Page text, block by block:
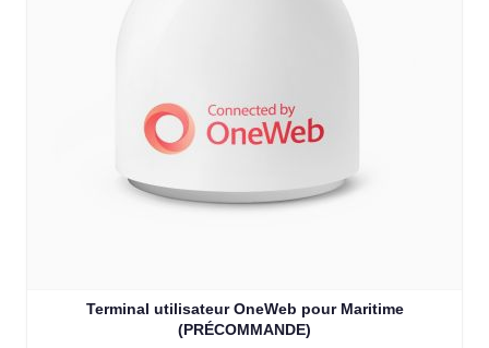
Terminal utilisateur OneWeb pour Maritime
(PRÉCOMMANDE)